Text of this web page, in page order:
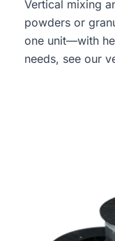
Vertical mixing
powders or
one unit—with
needs, see our